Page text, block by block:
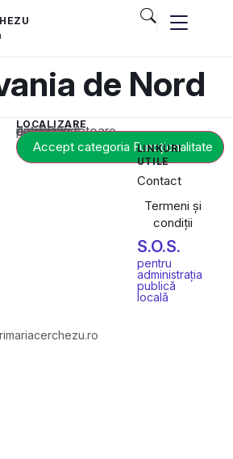
de Nord
LOCALIZARE
Acest conținut este blocat până când acceptați categoria corespunzătoare de cookie-uri.
Accept categoria Funcționalitate
LINKURI
UTILE
Contact
Termeni și
condiții
S.O.S.
pentru
administrația
publică
locală